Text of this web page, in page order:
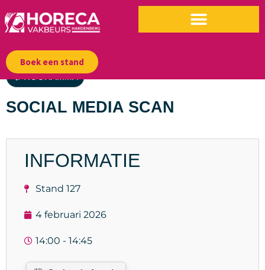
Boek een stand
PROGRAMMA
SOCIAL MEDIA SCAN
INFORMATIE
Stand 127
4 februari 2026
14:00 - 14:45